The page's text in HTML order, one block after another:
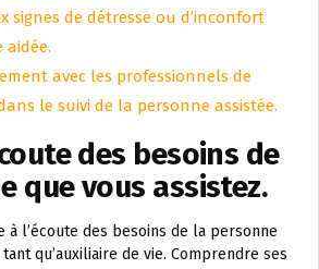
signes de détresse ou d’inconfort
aidée.
avec les professionnels de
le suivi de la personne assistée.
des besoins de
que vous assistez.
à l’écoute des besoins de la personne
qu’auxiliaire de vie. Comprendre ses